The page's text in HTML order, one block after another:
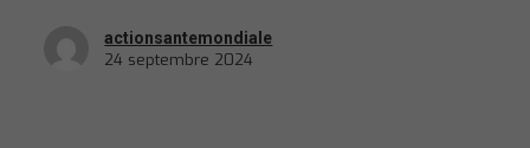
actionsantemondiale
24 septembre 2024